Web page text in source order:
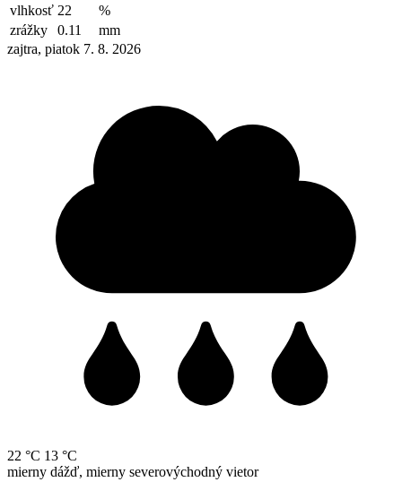
vlhkosť 22
%
zrážky
0.11
mm
zajtra, piatok 7. 8. 2026
22 °C 13 °C
mierny dážď, mierny severovýchodný vietor